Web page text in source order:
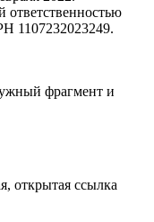
ответственностью
1107232023249.
фрагмент и
открытая ссылка